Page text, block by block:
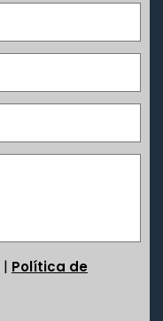
| Política de